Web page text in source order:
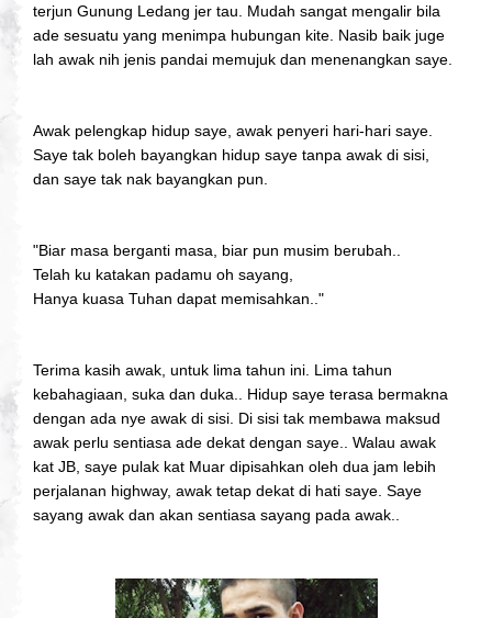
terjun Gunung Ledang jer tau. Mudah sangat mengalir bila
ade sesuatu yang menimpa hubungan kite. Nasib baik juge
lah awak nih jenis pandai memujuk dan menenangkan saye.
Awak pelengkap hidup saye, awak penyeri hari-hari saye.
Saye tak boleh bayangkan hidup saye tanpa awak di sisi,
dan saye tak nak bayangkan pun.
"Biar masa berganti masa, biar pun musim berubah..
Telah ku katakan padamu oh sayang,
Hanya kuasa Tuhan dapat memisahkan.."
Terima kasih awak, untuk lima tahun ini. Lima tahun
kebahagiaan, suka dan duka.. Hidup saye terasa bermakna
dengan ada nye awak di sisi. Di sisi tak membawa maksud
awak perlu sentiasa ade dekat dengan saye.. Walau awak
kat JB, saye pulak kat Muar dipisahkan oleh dua jam lebih
perjalanan highway, awak tetap dekat di hati saye. Saye
sayang awak dan akan sentiasa sayang pada awak..